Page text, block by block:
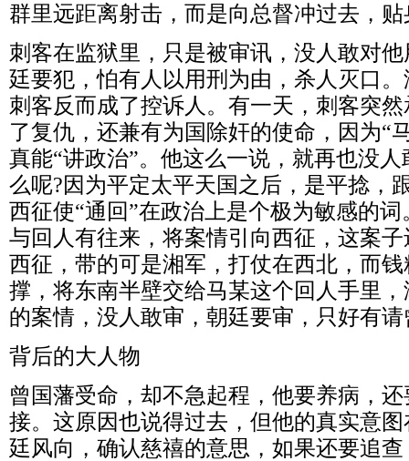
群里远距离射击，而是向总督冲过去，
刺客在监狱里，只是被审讯，没人敢对
廷要犯，怕有人以用刑为由，杀人灭口
刺客反而成了控诉人。有一天，刺客突
了复仇，还兼有为国除奸的使命，因为“
真能“讲政治”。他这么一说，就再也没
么呢?因为平定太平天国之后，是平捻，
西征使“通回”在政治上是个极为敏感的
与回人有往来，将案情引向西征，这案
西征，带的可是湘军，打仗在西北，而
撑，将东南半壁交给马某这个回人手里
的案情，没人敢审，朝廷要审，只好有
背后的大人物
曾国藩受命，却不急起程，他要养病，
接。这原因也说得过去，但他的真实意
廷风向，确认慈禧的意思，如果还要追